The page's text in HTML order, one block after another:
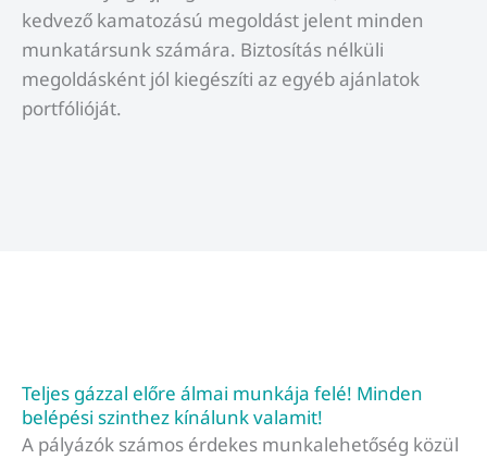
kedvező kamatozású megoldást jelent minden
munkatársunk számára. Biztosítás nélküli
megoldásként jól kiegészíti az egyéb ajánlatok
portfólióját.
Teljes gázzal előre álmai munkája felé! Minden
belépési szinthez kínálunk valamit!
A pályázók számos érdekes munkalehetőség közül